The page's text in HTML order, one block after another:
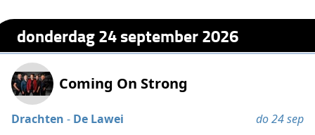
donderdag 24 september 2026
Coming On Strong
Drachten - De Lawei do 24 sep